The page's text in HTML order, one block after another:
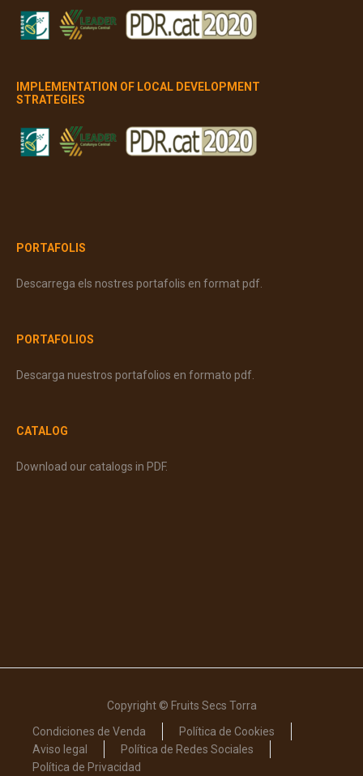
IMPLEMENTATION OF LOCAL DEVELOPMENT
STRATEGIES
PORTAFOLIS
Descarrega els nostres portafolis en format pdf.
PORTAFOLIOS
Descarga nuestros portafolios en formato pdf.
CATALOG
Download our catalogs in PDF.
Copyright © Fruits Secs Torra
Condiciones de Venda
Política de Cookies
Aviso legal
Política de Redes Sociales
Política de Privacidad